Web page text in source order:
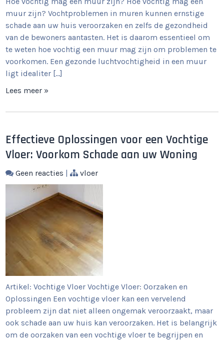
muur zijn? Vochtproblemen in muren kunnen ernstige
schade aan uw huis veroorzaken en zelfs de gezondheid
van de bewoners aantasten. Het is daarom essentieel om
te weten hoe vochtig een muur mag zijn om problemen te
voorkomen. Een gezonde luchtvochtigheid in een muur
ligt idealiter […]
Lees meer »
Effectieve Oplossingen voor een Vochtige
Vloer: Voorkom Schade aan uw Woning
Geen reacties | vloer
Artikel: Vochtige Vloer Vochtige Vloer: Oorzaken en
Oplossingen Een vochtige vloer kan een vervelend
probleem zijn dat niet alleen ongemak veroorzaakt, maar
ook schade aan uw huis kan veroorzaken. Het is belangrijk
om de oorzaken van een vochtige vloer te begrijpen en